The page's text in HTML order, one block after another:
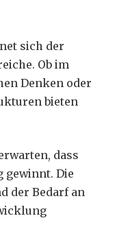
sich der
Ob im
Denken oder
bieten
dass
gewinnt. Die
der Bedarf an